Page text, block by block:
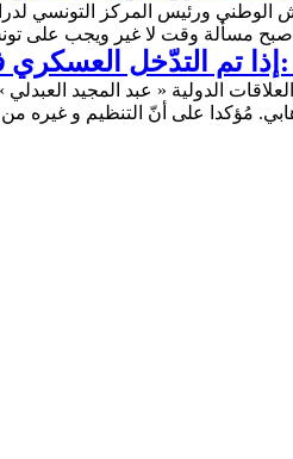
الوطني ورئيس المركز التونسي
أصبح مسألة وقت لا غير ويجب على
:إذا تم التدّخل
والعلاقات الدولية « عبد المجيد
مُؤكدا على أنّ التنظيم و غيره